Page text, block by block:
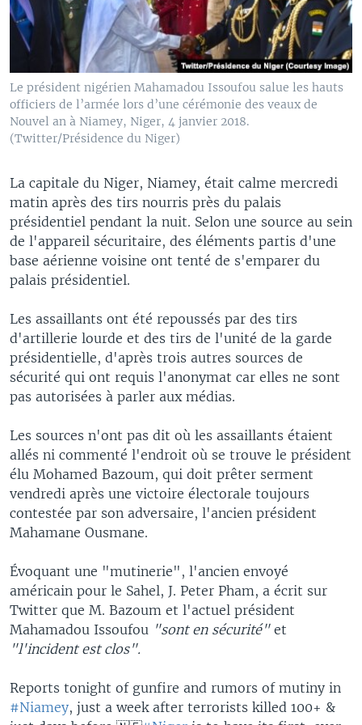
Le président nigérien Mahamadou Issoufou salue les hauts
officiers de l’armée lors d’une cérémonie des veaux de
Nouvel an à Niamey, Niger, 4 janvier 2018.
(Twitter/Présidence du Niger)
La capitale du Niger, Niamey, était calme mercredi
matin après des tirs nourris près du palais
présidentiel pendant la nuit. Selon une source au sein
de l'appareil sécuritaire, des éléments partis d'une
base aérienne voisine ont tenté de s'emparer du
palais présidentiel.
Les assaillants ont été repoussés par des tirs
d'artillerie lourde et des tirs de l'unité de la garde
présidentielle, d'après trois autres sources de
sécurité qui ont requis l'anonymat car elles ne sont
pas autorisées à parler aux médias.
Les sources n'ont pas dit où les assaillants étaient
allés ni commenté l'endroit où se trouve le président
élu Mohamed Bazoum, qui doit prêter serment
vendredi après une victoire électorale toujours
contestée par son adversaire, l'ancien président
Mahamane Ousmane.
Évoquant une "mutinerie", l'ancien envoyé
américain pour le Sahel, J. Peter Pham, a écrit sur
Twitter que M. Bazoum et l'actuel président
Mahamadou Issoufou "sont en sécurité" et
"l'incident est clos".
Reports tonight of gunfire and rumors of mutiny in
#Niamey, just a week after terrorists killed 100+ &